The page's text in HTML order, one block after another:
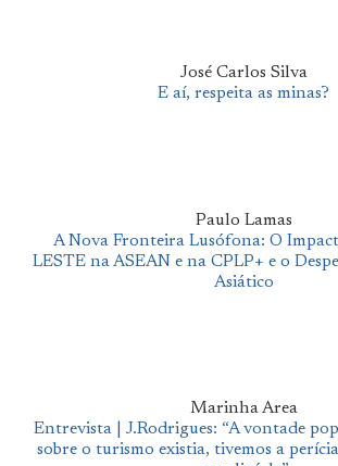
José Carlos Silva
E aí, respeita as minas?
Paulo Lamas
A Nova Fronteira Lusófona: O
LESTE na ASEAN e na CPLP+ e o
Asiático
Marinha Area
Entrevista | J.Rodrigues: “A vontade
sobre o turismo existia, tivemos a